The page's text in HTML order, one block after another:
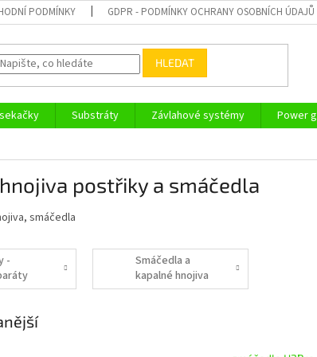
PODMÍNKY GDPR - PODMÍNKY OCHRANY OSOBNÍCH ÚDAJŮ
HLEDAT
Substráty Závlahové systémy Power
postřiky a smáčedla
smáčedla
-
Smáčedla a
kapalné hnojiva